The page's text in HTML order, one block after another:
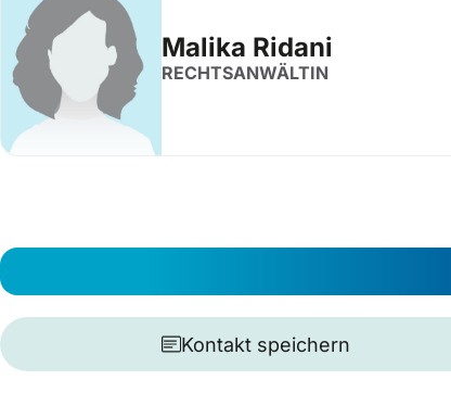
Malika Ridani
RECHTSANWÄLTIN
Kontakt speichern